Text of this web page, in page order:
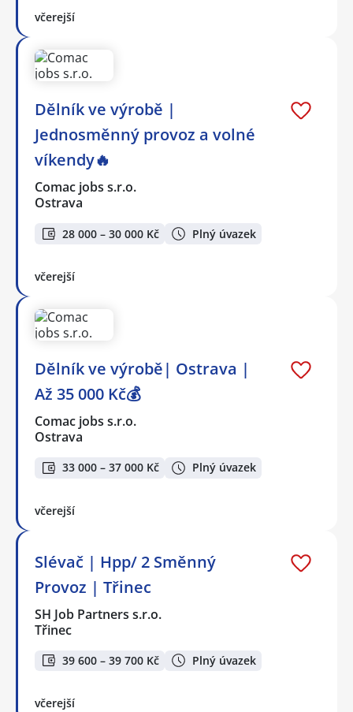
včerejší
Dělník ve výrobě |
Jednosměnný provoz a volné
víkendy🔥
Comac jobs s.r.o.
Ostrava
28 000 – 30 000 Kč Plný úvazek
včerejší
Dělník ve výrobě| Ostrava |
Až 35 000 Kč💰
Comac jobs s.r.o.
Ostrava
33 000 – 37 000 Kč Plný úvazek
včerejší
Slévač | Hpp/ 2 Směnný
Provoz | Třinec
SH Job Partners s.r.o.
Třinec
39 600 – 39 700 Kč Plný úvazek
včerejší